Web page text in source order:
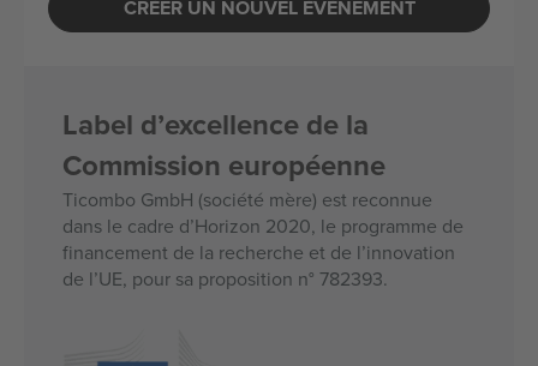
CRÉER UN NOUVEL ÉVÉNEMENT
Label d’excellence de la
Commission européenne
Ticombo GmbH (société mère) est reconnue
dans le cadre d’Horizon 2020, le programme de
financement de la recherche et de l’innovation
de l’UE, pour sa proposition n° 782393.